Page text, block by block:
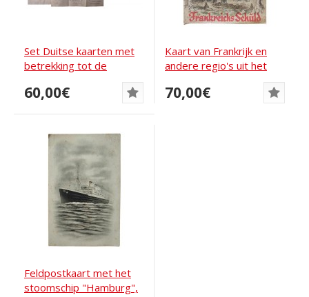
Set Duitse kaarten met
betrekking tot de
60,00€
Kaart van Frankrijk en
andere regio's uit het
70,00€
Feldpostkaart met het
stoomschip "Hamburg",